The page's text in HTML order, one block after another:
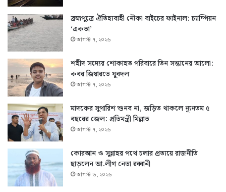
ব্রহ্মপুত্রে ঐতিহ্যবাহী নৌকা বাইচের ফাইনাল: চ্যাম্পিয়ন
‘একতা’
আগস্ট ৭, ২০২৬
শহীদ সদ্যের শোকাহত পরিবারে তিন সন্তানের আলো:
কবর জিয়ারতে যুবদল
আগস্ট ৭, ২০২৬
মাদকের সুপারিশ শুনব না, জড়িত থাকলে ন্যূনতম ৫
বছরের জেল: প্রতিমন্ত্রী মিল্লাত
আগস্ট ৭, ২০২৬
কোরআন ও সুন্নাহর পথে চলার প্রত্যয়ে রাজনীতি
ছাড়লেন আ.লীগ নেতা রব্বানী
আগস্ট ৬, ২০২৬